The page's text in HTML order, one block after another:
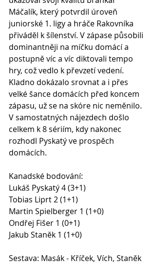
Máčalík, který potvrdil úroveň
juniorské 1. ligy a hráče Rakovníka
přiváděl k šílenství. V zápase působili
dominantněji na míčku domácí a
postupně víc a víc diktovali tempo
hry, což vedlo k převzetí vedení.
Kladno dokázalo srovnat a i přes
velké šance domácích před koncem
zápasu, už se na skóre nic neměnilo.
V samostatných nájezdech došlo
celkem k 8 sériím, kdy nakonec
rozhodl Pyskatý ve prospěch
domácích.
Kanadské bodování:
Lukáš Pyskatý 4 (3+1)
Tobias Liprt 2 (1+1)
Martin Spielberger 1 (1+0)
Ondřej Fišer 1 (0+1)
Jakub Staněk 1 (1+0)
Sestava: Masák - Kříček, Vích, Staněk